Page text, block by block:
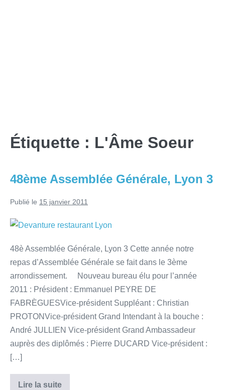
Étiquette : L'Âme Soeur
48ème Assemblée Générale, Lyon 3
Publié le 15 janvier 2011
48è Assemblée Générale, Lyon 3 Cette année notre
repas d’Assemblée Générale se fait dans le 3ème
arrondissement. Nouveau bureau élu pour l’année
2011 : Président : Emmanuel PEYRE DE
FABRÈGUESVice-président Suppléant : Christian
PROTONVice-président Grand Intendant à la bouche :
André JULLIEN Vice-président Grand Ambassadeur
auprès des diplômés : Pierre DUCARD Vice-président :
[…]
Lire la suite